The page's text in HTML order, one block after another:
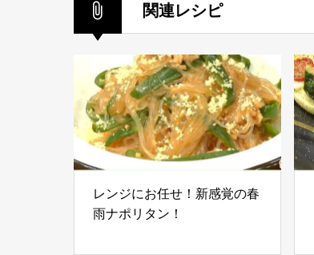
関連レシピ
レンジにお任せ！新感覚の春
雨ナポリタン！